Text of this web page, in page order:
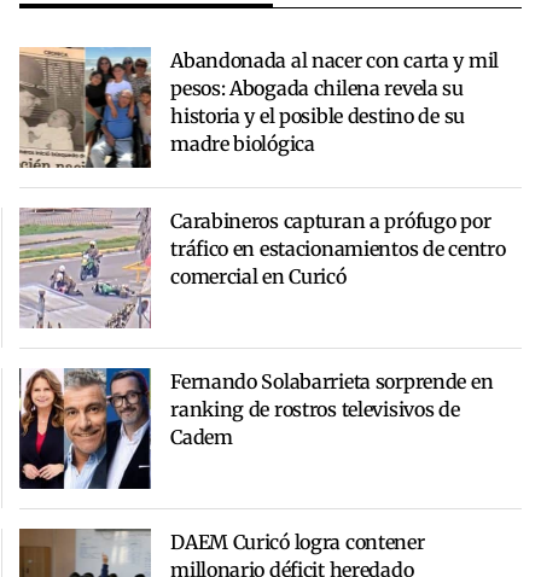
Abandonada al nacer con carta y mil
pesos: Abogada chilena revela su
historia y el posible destino de su
madre biológica
Carabineros capturan a prófugo por
tráfico en estacionamientos de centro
comercial en Curicó
Fernando Solabarrieta sorprende en
ranking de rostros televisivos de
Cadem
DAEM Curicó logra contener
millonario déficit heredado